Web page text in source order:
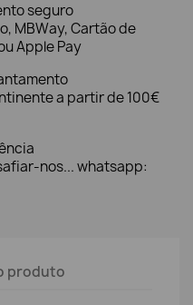
seguro
MBWay, Cartão de
Apple Pay
a partir de 100€
nos... whatsapp:
produto